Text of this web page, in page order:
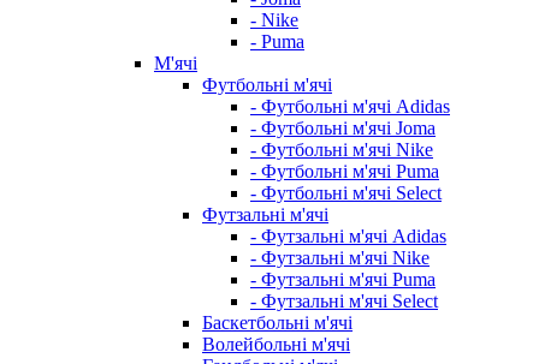
- Nike
- Puma
М'ячі
Футбольні м'ячі
- Футбольні м'ячі Adidas
- Футбольні м'ячі Joma
- Футбольні м'ячі Nike
- Футбольні м'ячі Puma
- Футбольні м'ячі Select
Футзальні м'ячі
- Футзальні м'ячі Adidas
- Футзальні м'ячі Nike
- Футзальні м'ячі Puma
- Футзальні м'ячі Select
Баскетбольні м'ячі
Волейбольні м'ячі